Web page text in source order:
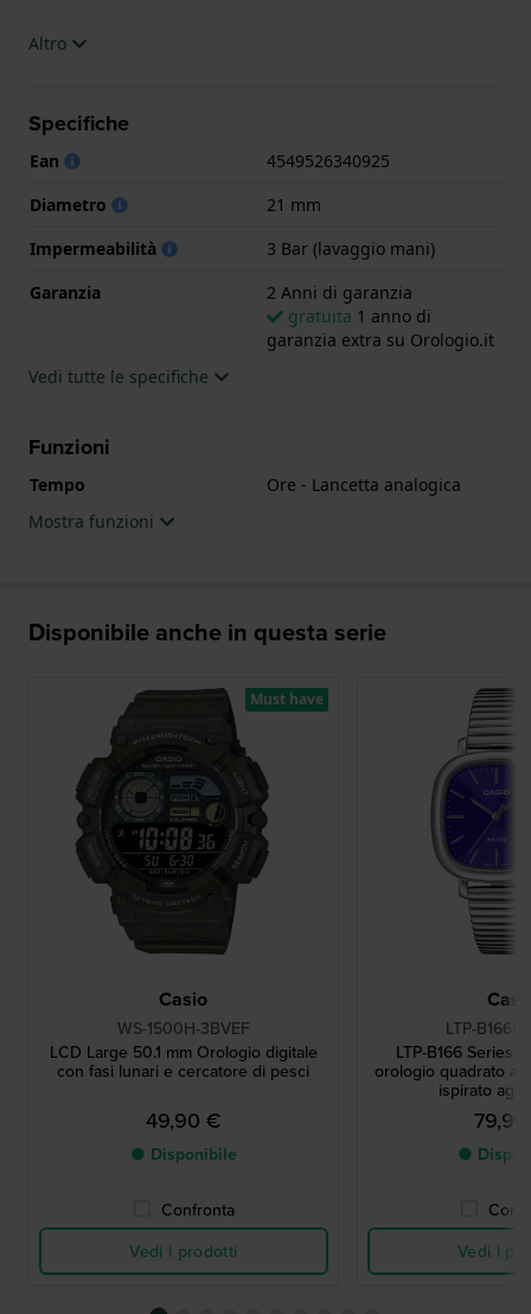
L'orologio è impermeabile a 3ATM. Questo significa
.
Altro
Specifiche
Ean
4549526340925
Diametro
21 mm
Impermeabilità
3 Bar (lavaggio mani)
Garanzia
2 Anni di garanzia
gratuita 1 anno di
garanzia extra su Orologio.it
Vedi tutte le specifiche
Funzioni
Tempo
Ore - Lancetta analogica
Mostra funzioni
Disponibile anche in questa serie
Casio
WS-1500H-3BVEF
LCD Large 50.1 mm Orologio digitale
con fasi lunari e cercatore di pesci
49,90 €
● Disponibile
Confronta
Vedi i prodotti
Must have
LTP-
LTP-B166 Series
orologio quadrato al
ispirato agli
●
Vedi i